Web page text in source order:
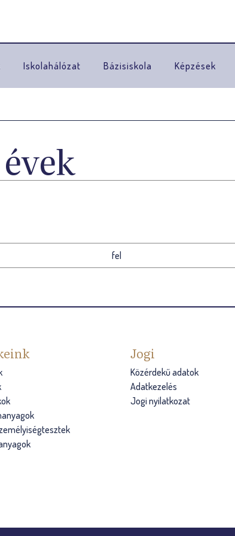
Iskolahálózat Bázisiskola Képzések
fel
Jogi
Közérdekű adatok
Adatkezelés
Jogi nyilatkozat